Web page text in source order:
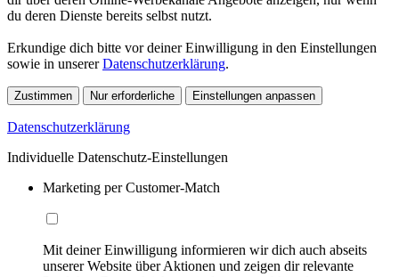
du deren Dienste bereits selbst nutzt.
Erkundige dich bitte vor deiner Einwilligung in den Einstellungen
sowie in unsererDatenschutzerklärung.
Zustimmen Nur erforderliche Einstellungen anpassen
Datenschutzerklärung
Individuelle Datenschutz-Einstellungen
Marketing per Customer-Match
Mit deiner Einwilligung informieren wir dich auch abseits
unserer Website über Aktionen und zeigen dir relevante